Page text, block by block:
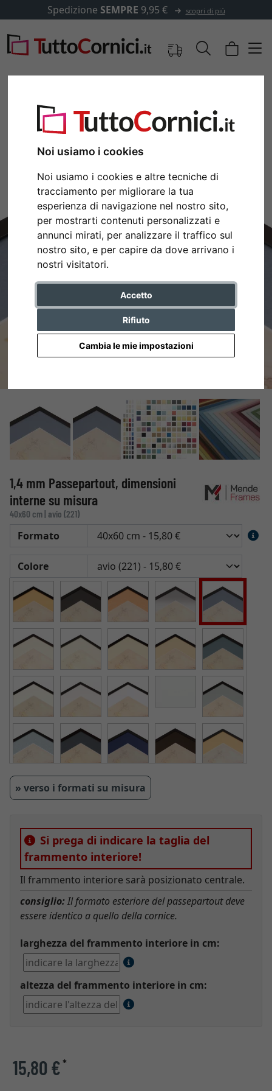
Noi usiamo i cookies
Noi usiamo i cookies e altre tecniche di
tracciamento per migliorare la tua
esperienza di navigazione nel nostro sito,
per mostrarti contenuti personalizzati e
annunci mirati, per analizzare il traffico sul
nostro sito, e per capire da dove arrivano i
nostri visitatori.
Accetto
Rifiuto
Cambia le mie impostazioni
Spedizione SEMPRE 9,95 € scopri di più
Indietro
1,4 mm Passepartout, dimensioni
interne su misura
40x60 cm | avio (221)
Formato
Colore
» verso i formati su misura
Si prega di indicare la taglia del
frammento interiore!
Il frammento interiore sarà posizionato centrale.
consiglio:Il formato esteriore del passepartout deve
essere identico a quello della cornice.
larghezza del frammento interiore in cm:
altezza del frammento interiore in cm:
15,80 €*